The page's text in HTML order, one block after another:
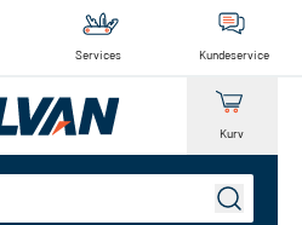
Services Kundeservice
Kurv
Søg